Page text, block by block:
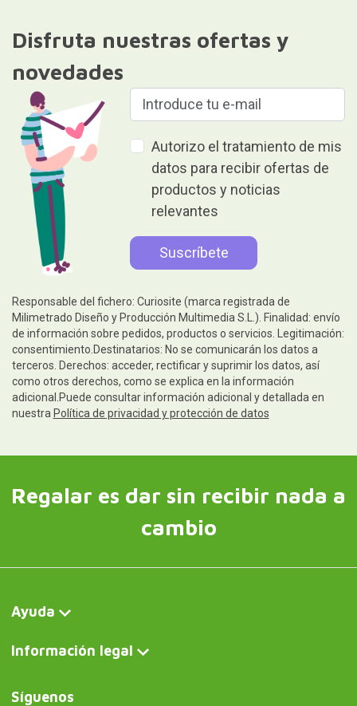
Disfruta nuestras ofertas y
novedades
Autorizo el tratamiento de mis
datos para recibir ofertas de
productos y noticias
relevantes
Responsable del fichero: Curiosite (marca registrada de
Milimetrado Diseño y Producción Multimedia S.L.). Finalidad: envío
de información sobre pedidos, productos o servicios. Legitimación:
consentimiento.Destinatarios: No se comunicarán los datos a
terceros. Derechos: acceder, rectificar y suprimir los datos, así
como otros derechos, como se explica en la información
adicional.Puede consultar información adicional y detallada en
nuestra Política de privacidad y protección de datos
Regalar es dar sin recibir nada a
cambio
Ayuda
Información legal
Síguenos